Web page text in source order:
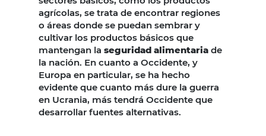
agrícolas, se trata de encontrar regiones
o áreas donde se puedan sembrar y
cultivar los productos básicos que
mantengan la seguridad alimentaria de
la nación. En cuanto a Occidente, y
Europa en particular, se ha hecho
evidente que cuanto más dure la guerra
en Ucrania, más tendrá Occidente que
desarrollar fuentes alternativas.